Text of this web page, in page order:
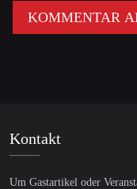
Kontakt
Um Gastartikel oder